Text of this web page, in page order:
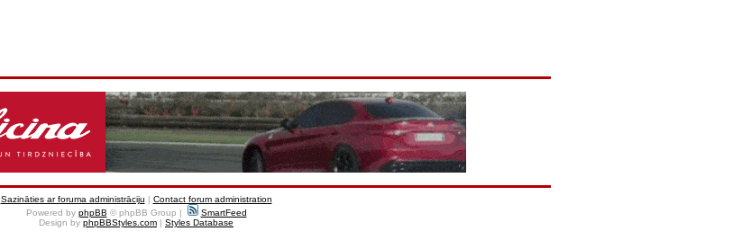
Sazināties ar foruma administrāciju | Contact forum administration
Powered by phpBB © phpBB Group |
SmartFeed
Design by phpBBStyles.com | Styles Database